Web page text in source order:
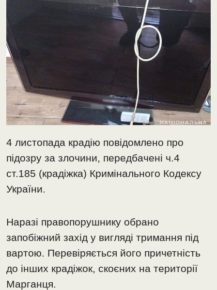
4 листопада крадію повідомлено про
підозру за злочини, передбачені ч.4
ст.185 (крадіжка) Кримінального Кодексу
України.
Наразі правопорушнику обрано
запобіжний захід у вигляді тримання під
вартою. Перевіряється його причетність
до інших крадіжок, скоєних на території
Марганця.